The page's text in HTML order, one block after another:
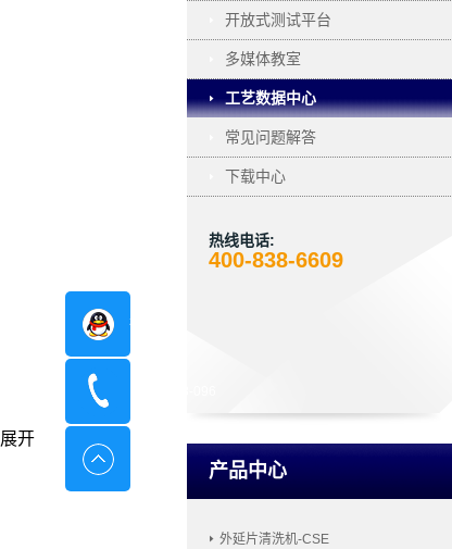
开放式测试平台
多媒体教室
工艺数据中心
常见问题解答
下载中心
热线电话:
400-838-6609
产品中心
外延片清洗机-CSE
在线咨询
展开